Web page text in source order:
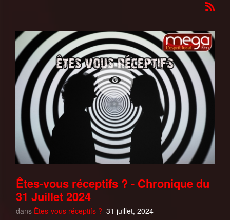
Êtes-vous réceptifs ? - Chronique du
31 Juillet 2024
dans Êtes-vous réceptifs ? 31 juillet, 2024